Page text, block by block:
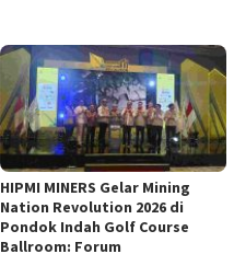
HIPMI MINERS Gelar Mining
Nation Revolution 2026 di
Pondok Indah Golf Course
Ballroom: Forum